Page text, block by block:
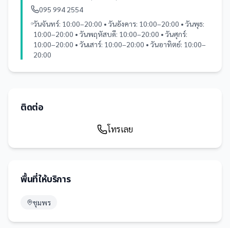
095 994 2554
วันจันทร์: 10:00–20:00 • วันอังคาร: 10:00–20:00 • วันพุธ:
10:00–20:00 • วันพฤหัสบดี: 10:00–20:00 • วันศุกร์:
10:00–20:00 • วันเสาร์: 10:00–20:00 • วันอาทิตย์: 10:00–
20:00
ติดต่อ
โทรเลย
พื้นที่ให้บริการ
ชุมพร